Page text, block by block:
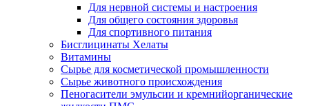
Для нервной системы и настроения
Для общего состояния здоровья
Для спортивного питания
Бисглицинаты Хелаты
Витамины
Сырье для косметической промышленности
Сырье животного происхождения
Пеногасители эмульсии и кремнийорганические